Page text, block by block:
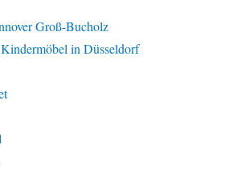
Groß-Bucholz
in Düsseldorf